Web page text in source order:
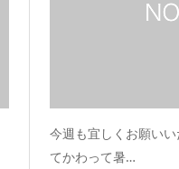
今週も宜しくお願い
てかわって暑…